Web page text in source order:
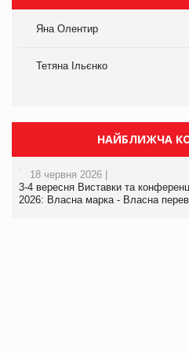
Яна Олентир
Тетяна Ільєнко
НАЙБЛИЖЧА
18 червня 2026 |
3-4 вересня Виставки та
2026: Власна марка - Власна